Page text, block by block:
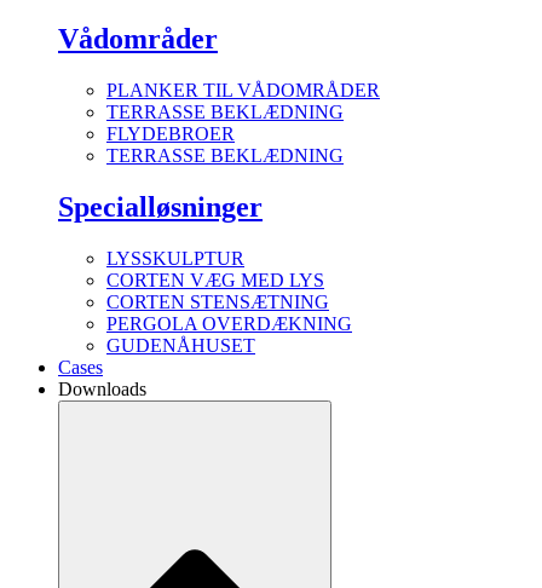
Vådområder
PLANKER TIL VÅDOMRÅDER
TERRASSE BEKLÆDNING
FLYDEBROER
TERRASSE BEKLÆDNING
Specialløsninger
LYSSKULPTUR
CORTEN VÆG MED LYS
CORTEN STENSÆTNING
PERGOLA OVERDÆKNING
GUDENÅHUSET
Cases
Downloads